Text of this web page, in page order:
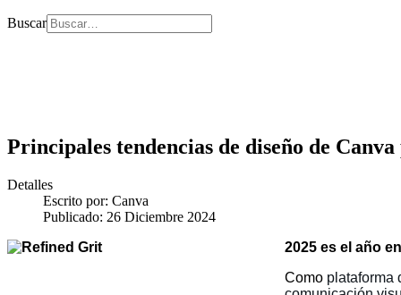
Buscar
Principales tendencias de diseño de Canva
Detalles
Escrito por: Canva
Publicado: 26 Diciembre 2024
2025 es el año
Como plataforma